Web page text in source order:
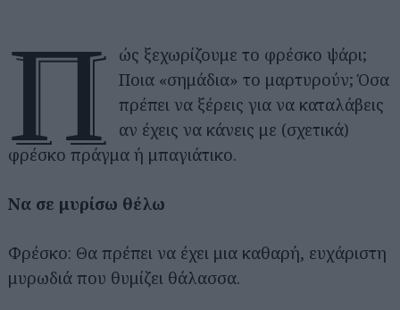
Π
ώς ξεχωρίζουμε το φρέσκο ψάρι;
Ποια «σημάδια» το μαρτυρούν; Όσα
πρέπει να ξέρεις για να καταλάβεις
αν έχεις να κάνεις με (σχετικά)
φρέσκο πράγμα ή μπαγιάτικο.
Να σε μυρίσω θέλω
Φρέσκο: Θα πρέπει να έχει μια καθαρή, ευχάριστη
μυρωδιά που θυμίζει θάλασσα.